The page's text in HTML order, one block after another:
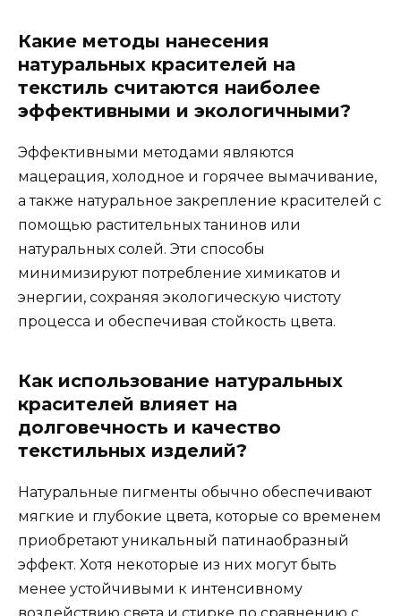
Какие методы нанесения
натуральных красителей на
текстиль считаются наиболее
эффективными и экологичными?
Эффективными методами являются
мацерация, холодное и горячее вымачивание,
а также натуральное закрепление красителей с
помощью растительных танинов или
натуральных солей. Эти способы
минимизируют потребление химикатов и
энергии, сохраняя экологическую чистоту
процесса и обеспечивая стойкость цвета.
Как использование натуральных
красителей влияет на
долговечность и качество
текстильных изделий?
Натуральные пигменты обычно обеспечивают
мягкие и глубокие цвета, которые со временем
приобретают уникальный патинаобразный
эффект. Хотя некоторые из них могут быть
менее устойчивыми к интенсивному